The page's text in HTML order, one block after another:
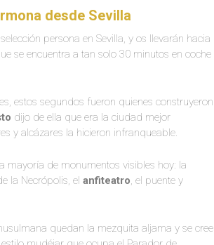
desde Sevilla
persona en Sevilla, y os llevarán hacia
se encuentra a tan solo 30 minutos en coche
estos segundos fueron quienes construyeron
dijo de ella que era la ciudad mejor
y alcázares la hicieron infranqueable.
mayoría de monumentos visibles hoy: la
la Necrópolis, el anfiteatro, el puente y
quedan la mezquita aljama y se cree